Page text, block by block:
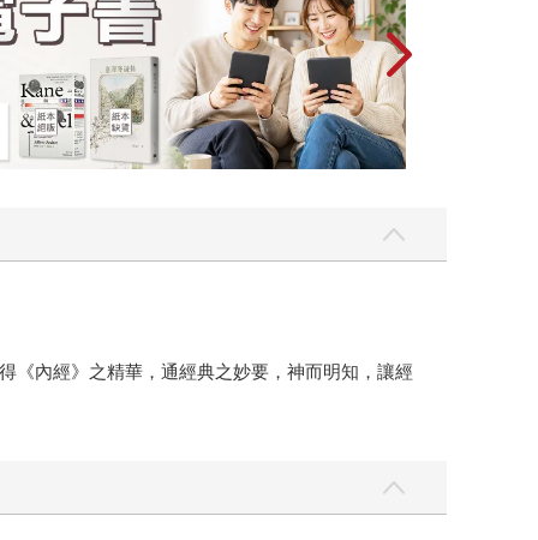
《內經》之精華，通經典之妙要，神而明知，讓經